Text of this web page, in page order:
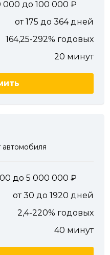
000 до 100 000
от 175 до 364 дней
164,25-292% годовых
20 минут
автомобиля
до 5 000 000
от 30 до 1920 дней
2,4-220% годовых
40 минут